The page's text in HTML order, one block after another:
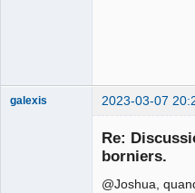
galexis 2023-03-07
Re:
borniers.
@Joshua,